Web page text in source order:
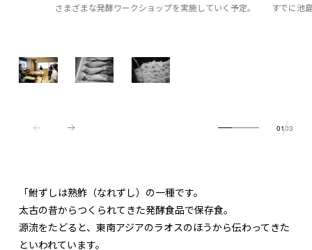
さまざまな発酵ワークショップを実施していく予定。
すでに池
0103
「鮒ずしは熟鮓（なれずし）の一種です。
太古の昔からつくられてきた発酵食品で保存食。
源流をたどると、東南アジアのラオスのほうから伝わってきた
といわれています。